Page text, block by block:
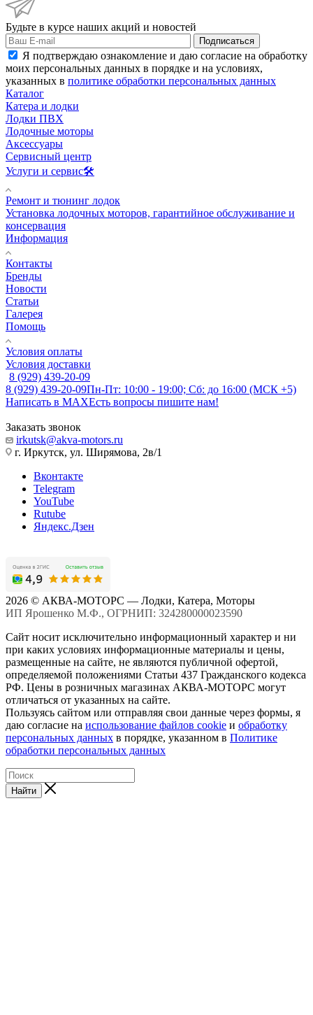
Будьте в курсе наших акций и новостей
Подписаться
Я подтверждаю ознакомление и даю согласие на обработку
моих персональных данных в порядке и на условиях,
указанных в политике обработки персональных данных
Каталог
Катера и лодки
Лодки ПВХ
Лодочные моторы
Аксессуары
Сервисный центр
Услуги и сервис🛠️
Ремонт и тюнинг лодок
Установка лодочных моторов, гарантийное обслуживание и
консервация
Информация
Контакты
Бренды
Новости
Статьи
Галерея
Помощь
Условия оплаты
Условия доставки
8 (929) 439-20-09
8 (929) 439-20-09Пн-Пт: 10:00 - 19:00; Сб: до 16:00 (МСК +5)
Написать в MAXЕсть вопросы пишите нам!
Заказать звонок
irkutsk@akva-motors.ru
г. Иркутск, ул. Ширямова, 2в/1
Вконтакте
Telegram
YouTube
Rutube
Яндекс.Дзен
2026 © АКВА-МОТОРС — Лодки, Катера, Моторы
ИП Ярошенко М.Ф., ОГРНИП: 324280000023590
Сайт носит исключительно информационный характер и ни
при каких условиях информационные материалы и цены,
размещенные на сайте, не являются публичной офертой,
определяемой положениями Статьи 437 Гражданского кодекса
РФ. Цены в розничных магазинах АКВА-МОТОРС могут
отличаться от указанных на сайте.
Пользуясь сайтом или отправляя свои данные через формы, я
даю согласие на использование файлов cookie и обработку
персональных данных в порядке, указанном в Политике
обработки персональных данных
Найти